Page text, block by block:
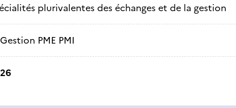
plurivalentes des échanges et de la gestion
Gestion PME PMI